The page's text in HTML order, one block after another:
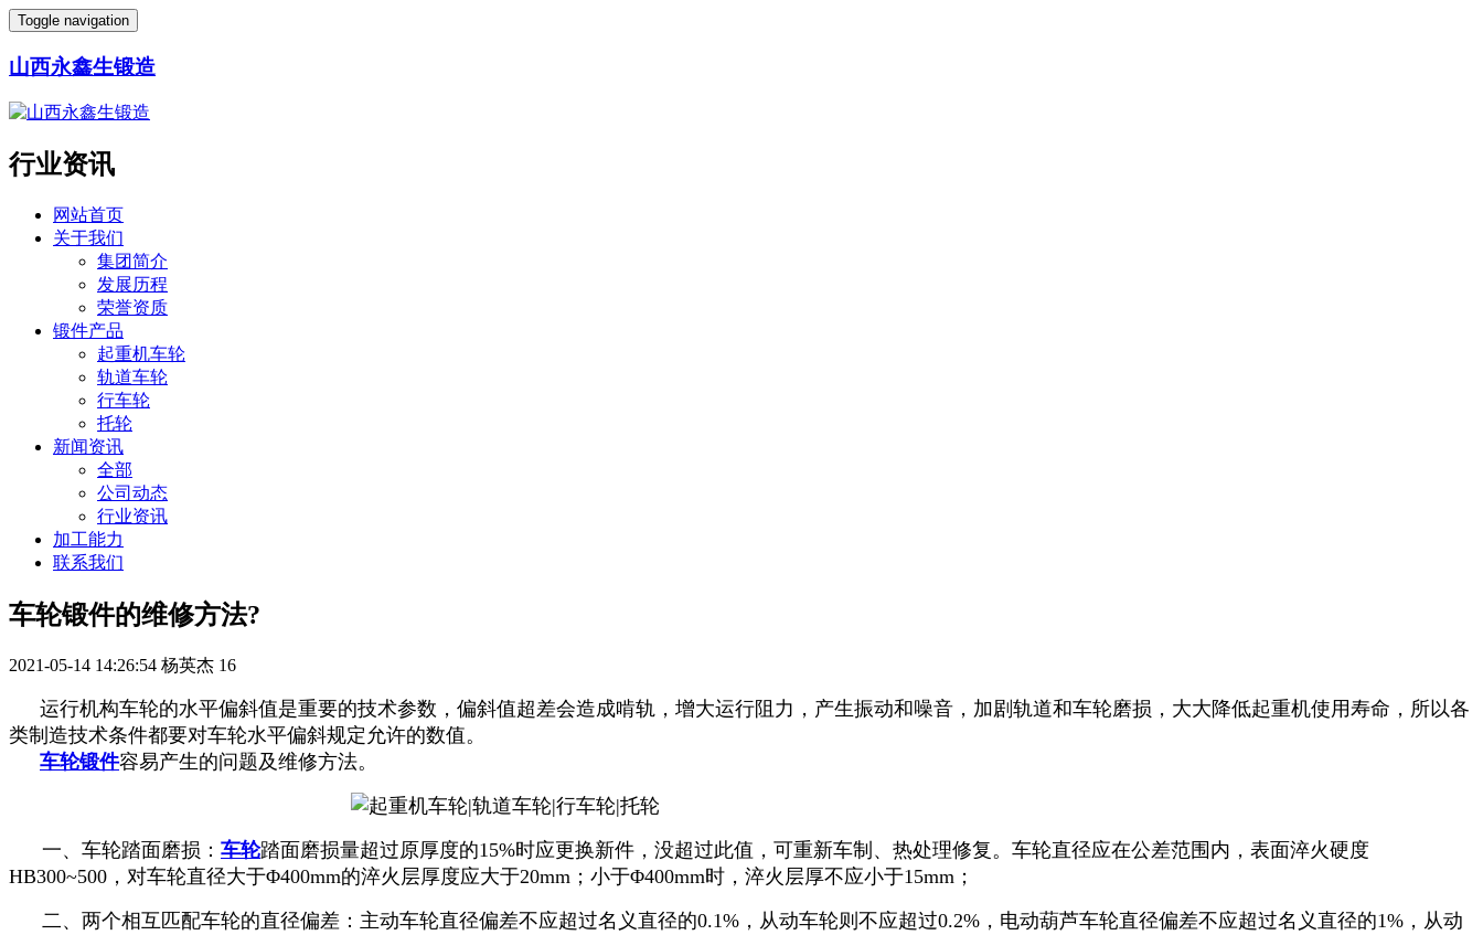
Toggle navigation
山西永鑫生锻造
行业资讯
网站首页
关于我们
集团简介
发展历程
荣誉资质
锻件产品
起重机车轮
轨道车轮
行车轮
托轮
新闻资讯
全部
公司动态
行业资讯
加工能力
联系我们
车轮锻件的维修方法?
2021-05-14 14:26:54 杨英杰 16
运行机构车轮的水平偏斜值是重要的技术参数，偏斜值超差会造成啃轨，增大运行阻力，产生振动和噪音，加剧轨道和车轮磨损，大大降低起重机使用寿命，所以各
类制造技术条件都要对车轮水平偏斜规定允许的数值。
车轮锻件容易产生的问题及维修方法。
一、车轮踏面磨损： 车轮踏面磨损量超过原厚度的15%时应更换新件，没超过此值，可重新车制、热处理修复。车轮直径应在公差范围内，表面淬火硬度
HB300~500，对车轮直径大于Φ400mm的淬火层厚度应大于20mm；小于Φ400mm时，淬火层厚不应小于15mm；
二、两个相互匹配车轮的直径偏差：主动车轮直径偏差不应超过名义直径的0.1%，从动车轮则不应超过0.2%，电动葫芦车轮直径偏差不应超过名义直径的1%，从动